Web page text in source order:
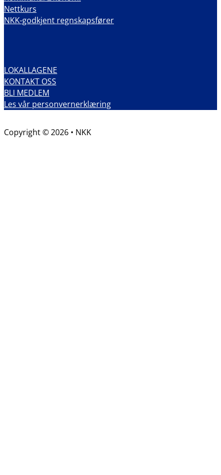
Nettkurs
NKK-godkjent regnskapsfører
LOKALLAGENE
KONTAKT OSS
BLI MEDLEM
Les vår personvernerklæring
Copyright © 2026 • NKK